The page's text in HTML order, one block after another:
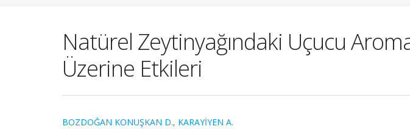
Natürel Zeytinyağındaki Uçucu
Üzerine Etkileri
BOZDOĞAN KONUŞKAN D., KARAYİYEN A.